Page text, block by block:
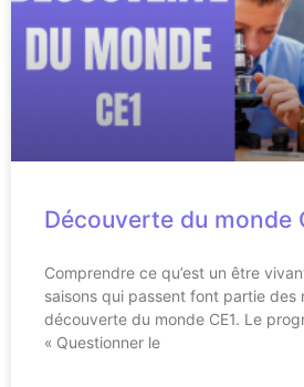
Découverte du monde
Comprendre ce qu’est un être
saisons qui passent font partie des
découverte du monde CE1. Le
« Questionner le